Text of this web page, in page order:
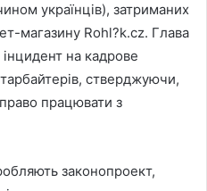
українців), затриманих
магазину Rohl?k.cz. Глава
на кадрове
стверджуючи,
працювати з
законопроект,